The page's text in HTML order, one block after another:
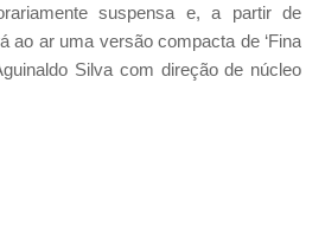
suspensa e, a partir de
ao ar uma versão compacta de ‘Fina
Silva com direção de núcleo